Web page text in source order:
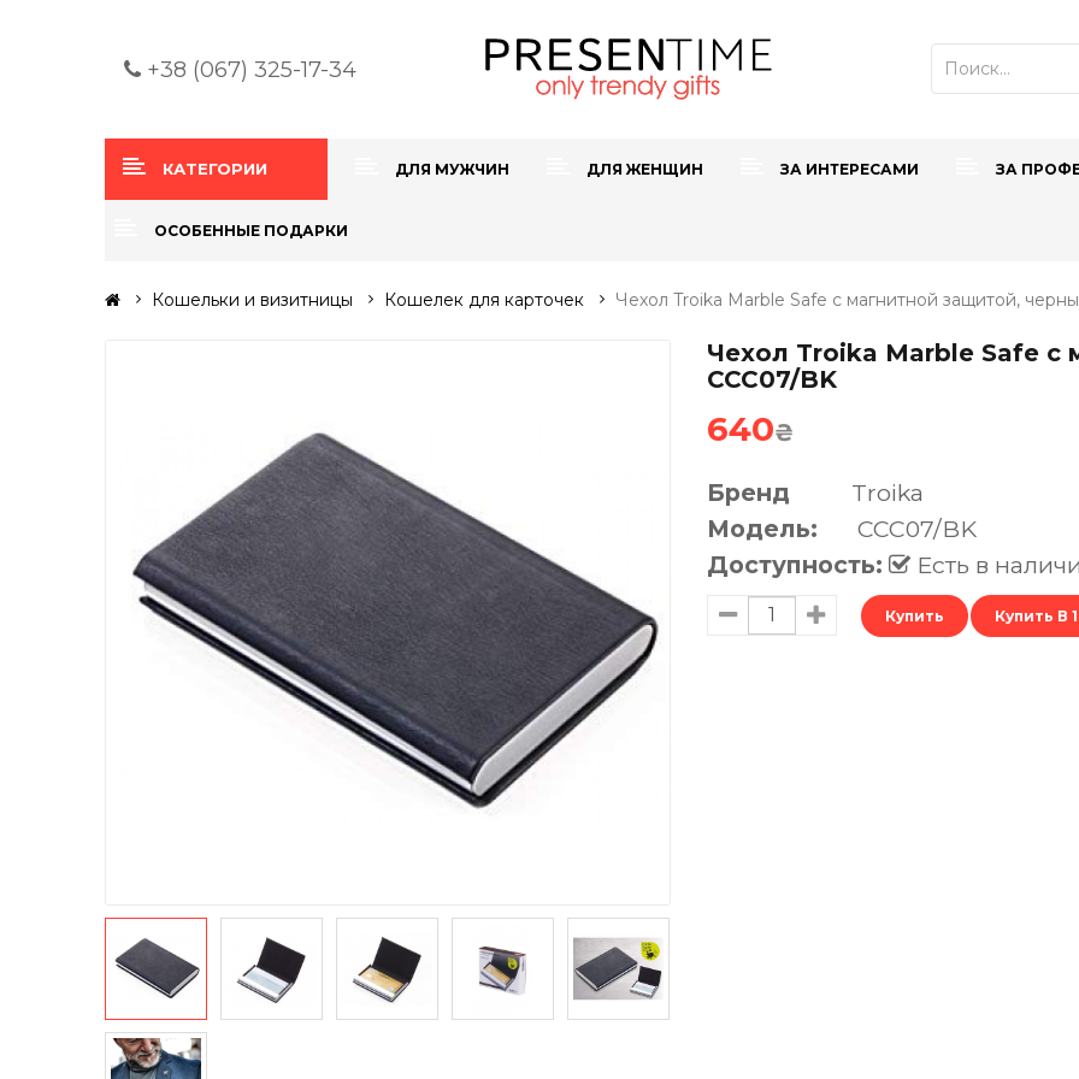
+38 (067) 325-17-34
КАТЕГОРИИ ДЛЯ МУЖЧИН ДЛЯ ЖЕНЩИН ЗА ИНТЕРЕСАМИ ЗА
ОСОБЕННЫЕ ПОДАРКИ
Кошельки и визитницы Кошелек для карточек Чехол Troika Marble Safe с магнитной защитой,
Чехол Troika Marble Safe с
CCC07/BK
640₴
Бренд
Troika
Модель:
CCC07/BK
Доступность:
Есть в
Купить В